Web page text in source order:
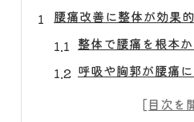
腰痛改善に整体が効果
整体で腰痛を根本
呼吸や胸郭が腰痛
整体と日常的ケア